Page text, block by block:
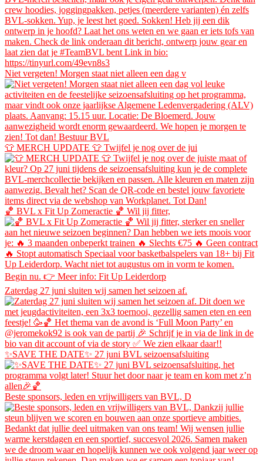
Niet vergeten! Morgen staat niet alleen een dag v
👕 MERCH UPDATE 👕 Twijfel je nog over de jui
🏀 BVL x Fit Up Zomeractie 🏀 Wil jij fitter,
Zaterdag 27 juni sluiten wij samen het seizoen af.
✨SAVE THE DATE✨ 27 juni BVL seizoensafsluiting
Beste sponsors, leden en vrijwilligers van BVL, D